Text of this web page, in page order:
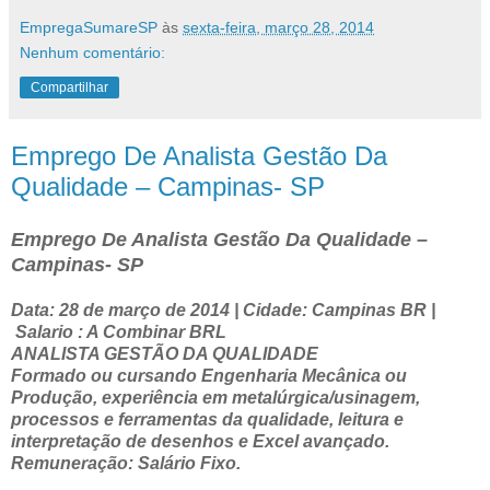
EmpregaSumareSP às sexta-feira, março 28, 2014
Nenhum comentário:
Compartilhar
Emprego De Analista Gestão Da
Qualidade – Campinas- SP
Emprego De Analista Gestão Da Qualidade –
Campinas- SP
Data: 28 de março de 2014 | Cidade: Campinas BR |
Salario : A Combinar BRL
ANALISTA GESTÃO DA QUALIDADE
Formado ou cursando Engenharia Mecânica ou
Produção, experiência em metalúrgica/usinagem,
processos e ferramentas da qualidade, leitura e
interpretação de desenhos e Excel avançado.
Remuneração: Salário Fixo.